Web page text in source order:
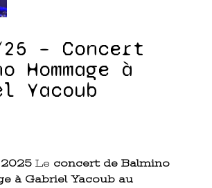
– Concert
Hommage à
Yacoub
Le concert de Balmino
à Gabriel Yacoub au